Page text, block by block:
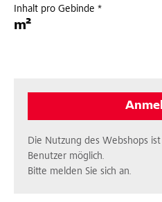
Inhalt pro Gebinde *
m²
Die Nutzung des Webshops
Benutzer möglich.
Bitte melden Sie sich an.